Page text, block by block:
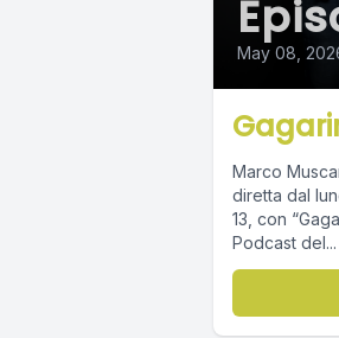
May 08,
Marco
diretta dal
13, con
Podcast del...